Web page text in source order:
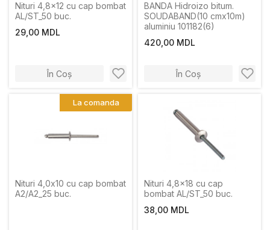
Nituri 4,8x12 cu cap bombat
AL/ST_50 buc.
29,00 MDL
În Coș
BANDA Hidroizo bitum.
SOUDABAND(10 cmx10m)
aluminiu 101182(6)
420,00 MDL
În Coș
Nituri 4,0х10 cu cap bombat
A2/A2_25 buc.
La comanda
Nituri 4,8x18 cu cap
bombat AL/ST_50 buc.
38,00 MDL